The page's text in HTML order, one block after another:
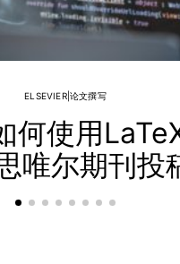
ELSEVIER|论文撰写
何使用
唯尔期刊投